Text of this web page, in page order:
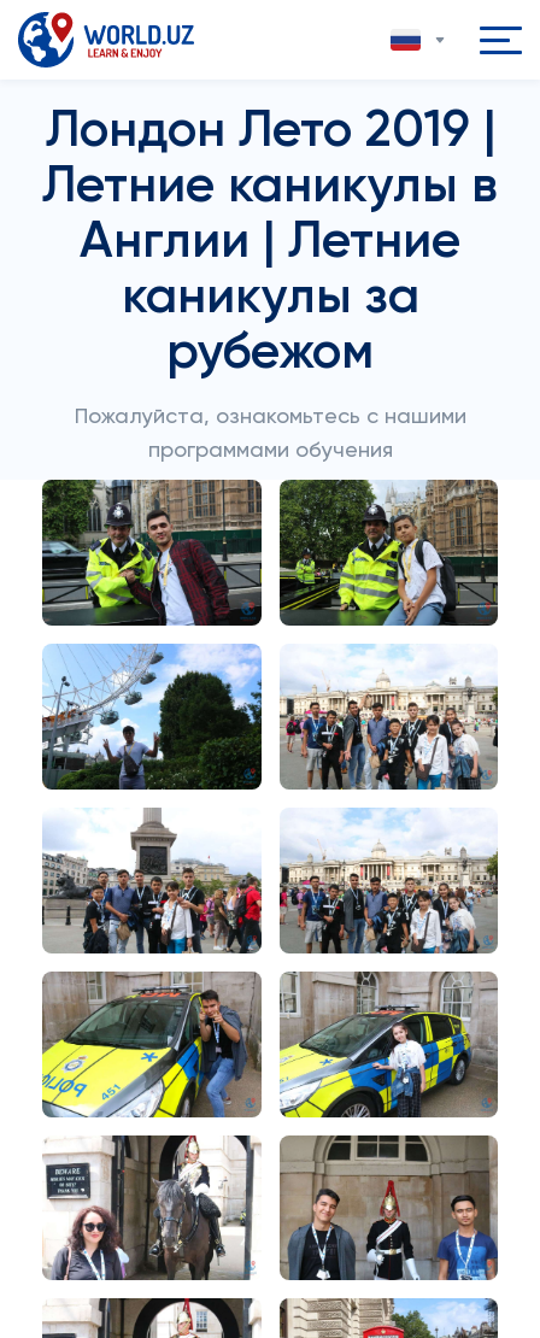
Лондон Лето 2019 |
Летние каникулы в
Англии | Летние
каникулы за
рубежом
Пожалуйста, ознакомьтесь с нашими
программами обучения